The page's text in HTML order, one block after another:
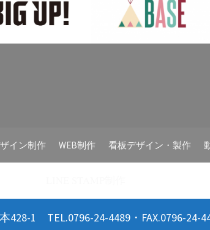
イン制作 WEB制作 看板デザイン・製作
428-1 TEL.0796-24-4489・FAX.0796-24-